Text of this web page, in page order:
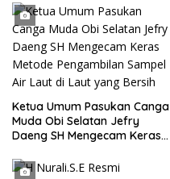
Ketua Umum Pasukan Canga
Muda Obi Selatan Jefry
Daeng SH Mengecam Keras
Air Laut di Laut yang Bersih